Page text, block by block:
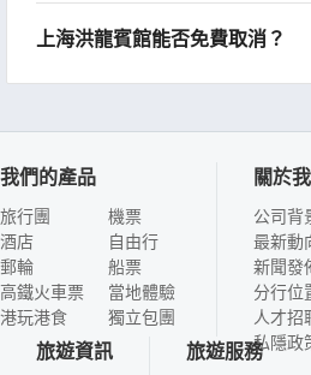
上海洪龍賓館能否免費取消？
我們的產品
旅行團
酒店
郵輪
高鐵火車票
港玩港食
機票
自由行
船票
當地體驗
獨立包團
關於
公司背
最新動
新聞發
分行位
人才招
私隱政
旅遊資訊 旅遊服務